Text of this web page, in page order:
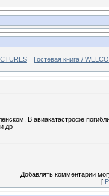
Гостевая книга /
В авиакатастрофе
др
Добавлять комментарии
[